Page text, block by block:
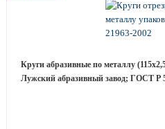
Круги абразивные по металлу
Лужский абразивный завод; ГОСТ Р